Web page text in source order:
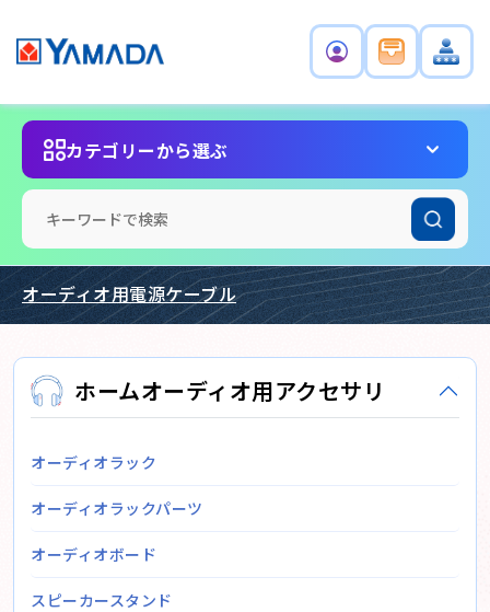
カテゴリーから選ぶ
オーディオ用電源ケーブル
ホームオーディオ用アクセサリ
オーディオラック
オーディオラックパーツ
オーディオボード
スピーカースタンド